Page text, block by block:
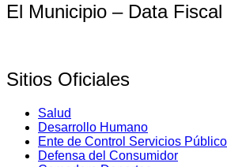
El Municipio – Data Fiscal
Sitios Oficiales
Salud
Desarrollo Humano
Ente de Control Servicios
Defensa del Consumidor